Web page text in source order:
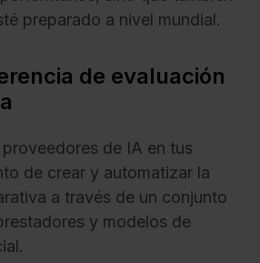
preparado a nivel mundial.
de evaluación
de IA en tus
de crear y automatizar la
a través de un conjunto
y modelos de